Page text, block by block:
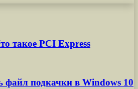
такое PCI Express
файл подкачки в Windows 10